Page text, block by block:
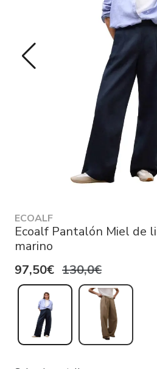
ECOALF
Ecoalf Pantalón Miel de
marino
97,50€ 130,0€